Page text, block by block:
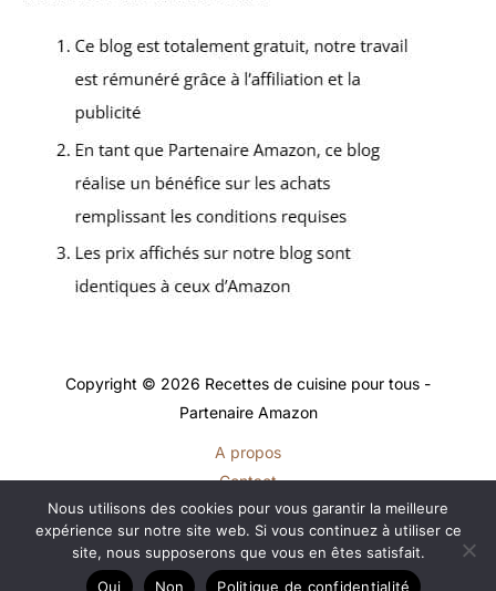
Copyright © 2026 Recettes de cuisine pour tous -
Partenaire Amazon
A propos
Contact
Plan du site
Mentions légales
Politique de confidentialité
Nous utilisons des cookies pour vous garantir la meilleure
expérience sur notre site web. Si vous continuez à utiliser ce
site, nous supposerons que vous en êtes satisfait.
Oui
Non Politique de confidentialité